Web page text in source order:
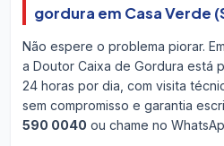
gordura em Casa Verde
Não espere o problema piorar.
a Doutor Caixa de Gordura está
24 horas por dia, com visita
sem compromisso e garantia
590 0040 ou chame no